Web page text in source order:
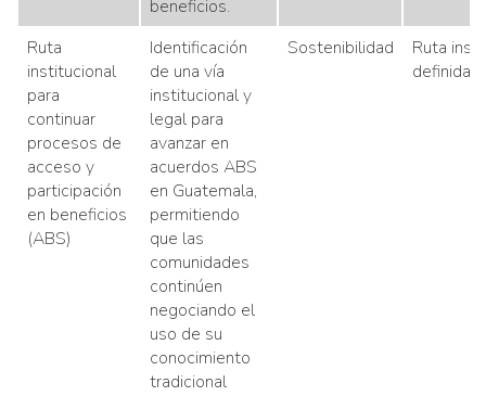
beneficios.
Ruta
institucional
para
continuar
procesos de
acceso y
participación
en beneficios
(ABS)
Identificación
de una vía
institucional y
legal para
avanzar en
acuerdos ABS
en Guatemala,
permitiendo
que las
comunidades
continúen
negociando el
uso de su
conocimiento
tradicional
Sostenibilidad
Ruta
definida